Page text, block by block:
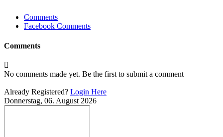
Comments
Facebook Comments
Comments
No comments made yet. Be the first to submit a comment
Already Registered? Login Here
Donnerstag, 06. August 2026